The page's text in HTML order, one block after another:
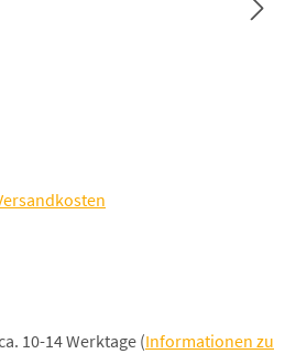
10-14 Werktage (Informationen zu